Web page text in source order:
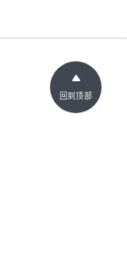
回到顶部